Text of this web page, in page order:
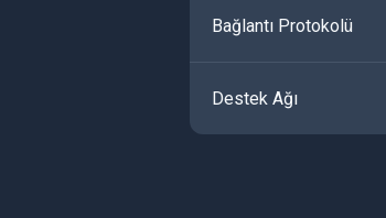
Bağlantı Protokolü
Destek Ağı